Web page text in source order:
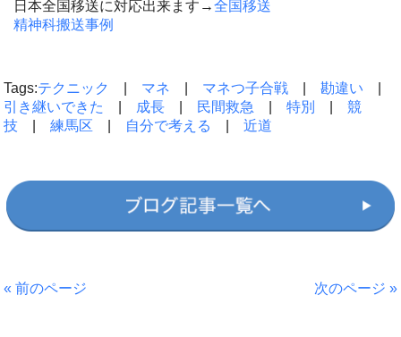
日本全国移送に対応出来ます→全国移送
精神科搬送事例
Tags:テクニック マネ マネつ子合戦 |勘違い
引き継いできた
成長 民間救急 |特別 |競
技 |練馬区 自分で考える |近道
« 前のページ 次のページ »